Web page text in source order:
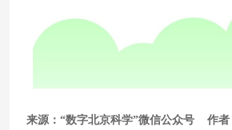
来源：“数字北京科学”微信公众号 作